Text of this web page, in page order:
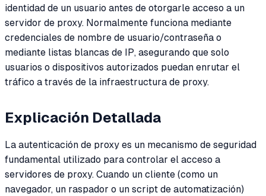
identidad de un usuario antes de otorgarle acceso a un
servidor de proxy. Normalmente funciona mediante
credenciales de nombre de usuario/contraseña o
mediante listas blancas de IP, asegurando que solo
usuarios o dispositivos autorizados puedan enrutar el
tráfico a través de la infraestructura de proxy.
Explicación Detallada
La autenticación de proxy es un mecanismo de seguridad
fundamental utilizado para controlar el acceso a
servidores de proxy. Cuando un cliente (como un
navegador, un raspador o un script de automatización)